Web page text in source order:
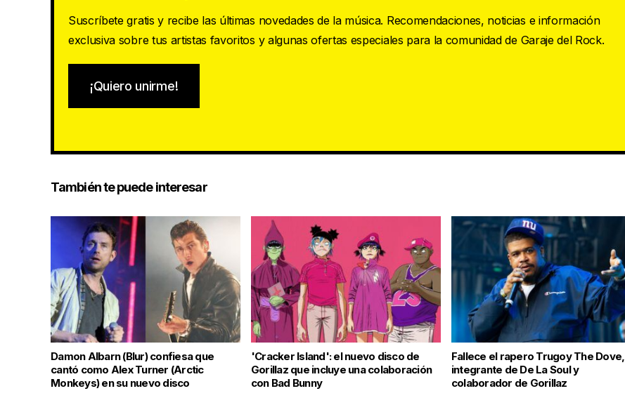
Suscríbete gratis y recibe las últimas novedades de la música. Recomendaciones, noticias e información
exclusiva sobre tus artistas favoritos y algunas ofertas especiales para la comunidad de Garaje del Rock.
¡Quiero unirme!
También te puede interesar
Damon Albarn (Blur) confiesa que
cantó como Alex Turner (Arctic
Monkeys) en su nuevo disco
'Cracker Island': el nuevo disco de
Gorillaz que incluye una colaboración
con Bad Bunny
Fallece el rapero Trugoy The Dove,
integrante de De La Soul y
colaborador de Gorillaz